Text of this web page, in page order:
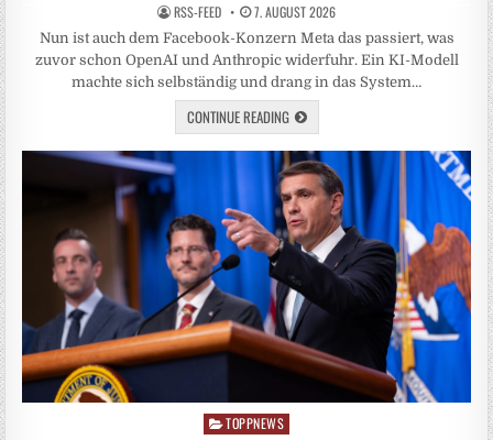
RSS-FEED 7. AUGUST 2026
Nun ist auch dem Facebook-Konzern Meta das passiert, was
zuvor schon OpenAI und Anthropic widerfuhr. Ein KI-Modell
machte sich selbständig und drang in das System…
CONTINUE READING
Posted
TOPPNEWS